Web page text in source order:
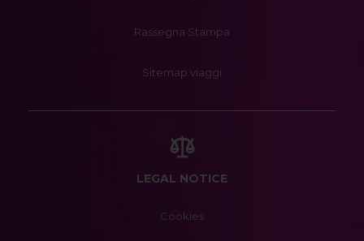
Rassegna Stampa
Sitemap viaggi
LEGAL NOTICE
Cookies